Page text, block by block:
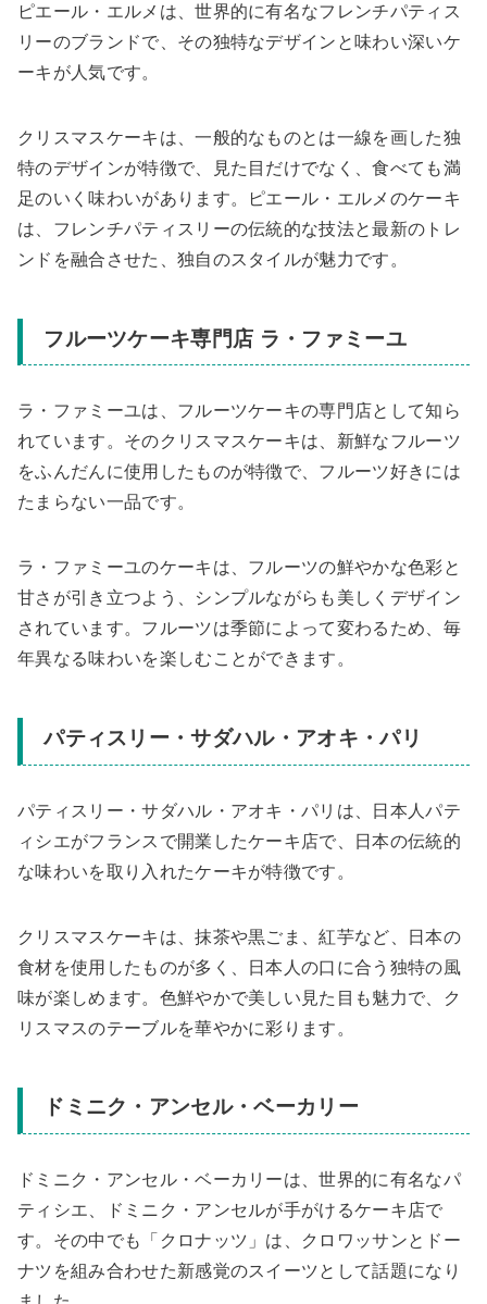
ピエール・エルメは、世界的に有名なフレンチパティス
リーのブランドで、その独特なデザインと味わい深いケ
ーキが人気です。
クリスマスケーキは、一般的なものとは一線を画した独
特のデザインが特徴で、見た目だけでなく、食べても満
足のいく味わいがあります。ピエール・エルメのケーキ
は、フレンチパティスリーの伝統的な技法と最新のトレ
ンドを融合させた、独自のスタイルが魅力です。
フルーツケーキ専門店 ラ・ファミーユ
ラ・ファミーユは、フルーツケーキの専門店として知ら
れています。そのクリスマスケーキは、新鮮なフルーツ
をふんだんに使用したものが特徴で、フルーツ好きには
たまらない一品です。
ラ・ファミーユのケーキは、フルーツの鮮やかな色彩と
甘さが引き立つよう、シンプルながらも美しくデザイン
されています。フルーツは季節によって変わるため、毎
年異なる味わいを楽しむことができます。
パティスリー・サダハル・アオキ・パリ
パティスリー・サダハル・アオキ・パリは、日本人パテ
ィシエがフランスで開業したケーキ店で、日本の伝統的
な味わいを取り入れたケーキが特徴です。
クリスマスケーキは、抹茶や黒ごま、紅芋など、日本の
食材を使用したものが多く、日本人の口に合う独特の風
味が楽しめます。色鮮やかで美しい見た目も魅力で、ク
リスマスのテーブルを華やかに彩ります。
ドミニク・アンセル・ベーカリー
ドミニク・アンセル・ベーカリーは、世界的に有名なパ
ティシエ、ドミニク・アンセルが手がけるケーキ店で
す。その中でも「クロナッツ」は、クロワッサンとドー
ナツを組み合わせた新感覚のスイーツとして話題になり